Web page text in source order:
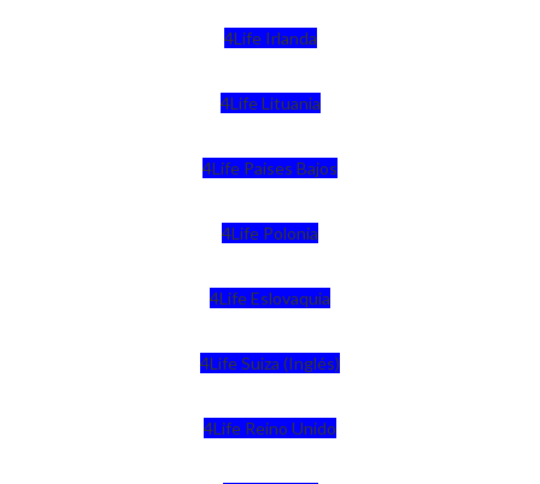
4Life Irlanda
4Life Lituania
4Life Paises Bajos
4Life Polonia
4Life Eslovaquia
4Life Suiza (Inglés)
4Life Reino Unido